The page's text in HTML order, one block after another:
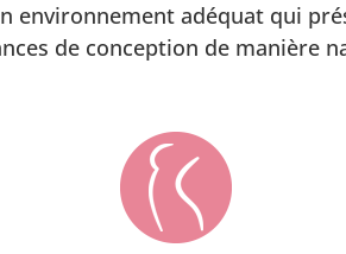
environnement adéquat qui
de conception de manière